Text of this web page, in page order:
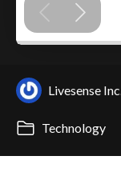
Livesense Inc.
Technology